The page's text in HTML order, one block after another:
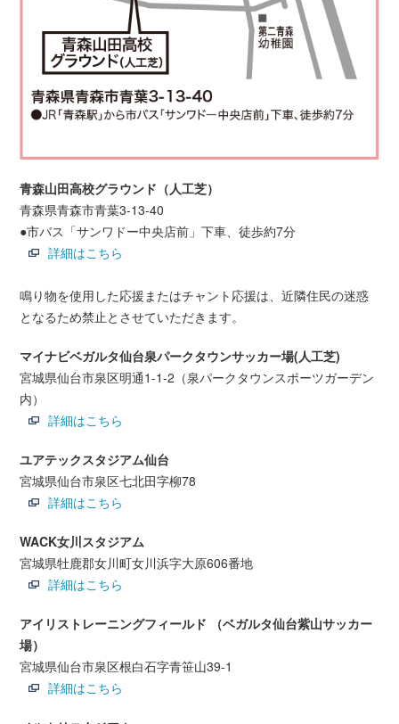
青森山田高校グラウンド（人工芝）
青森県青森市青葉3-13-40
●市バス「サンワドー中央店前」下車、徒歩約7分
詳細はこちら
鳴り物を使用した応援またはチャント応援は、近隣住民の迷惑
となるため禁止とさせていただきます。
マイナビベガルタ仙台泉パークタウンサッカー場(人工芝)
宮城県仙台市泉区明通1-1-2（泉パークタウンスポーツガーデン
内）
詳細はこちら
ユアテックスタジアム仙台
宮城県仙台市泉区七北田字柳78
詳細はこちら
WACK女川スタジアム
宮城県牡鹿郡女川町女川浜字大原606番地
詳細はこちら
アイリストレーニングフィールド （ベガルタ仙台紫山サッカー
場）
宮城県仙台市泉区根白石字青笹山39-1
詳細はこちら